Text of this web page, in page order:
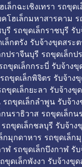
ล็กฉะเชิงเทรา รถขุ
ฮเล็กมหาสารคาม
รี รถขุดเล็กราชบุรี รั
ล็กตรัง รับจ้างขุดสระ
ปราจีนบุรี รถขุดเล็ก
ขุดเล็กกระบี่ รับจ้าง
ถขุดเล็กพิจิตร รับจ้าง
ขุดเล็กยะลา รับจ้างขุ
ถขุดเล็กลำพูน รับจ้า
นราธิวาส รถขุดเล็ก
ถขุดเล็กชลบุรี รับจ้า
มุกดาหาร รถขุดเล็
ฬ รถขุดเล็กบึงกาฬ รั
ดเล็กพังงา รับจ้างขุ